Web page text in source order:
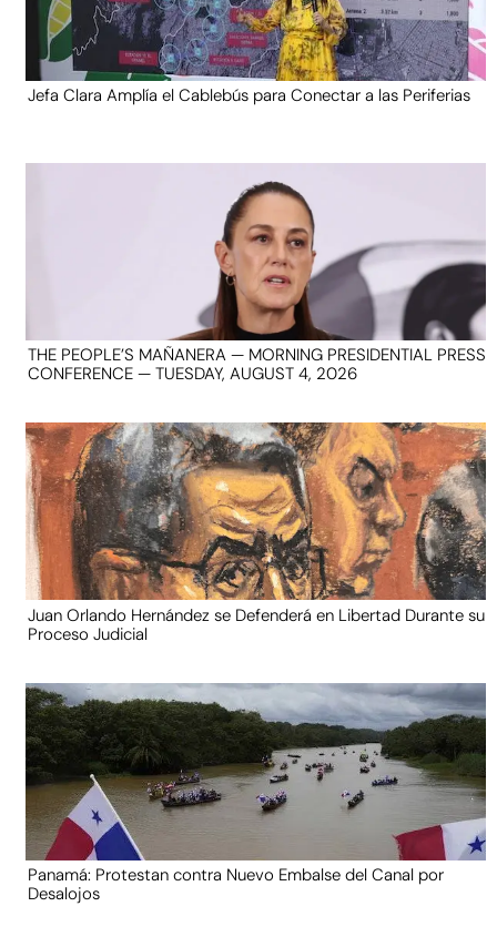
Jefa Clara Amplía el Cablebús para Conectar a las Periferias
THE PEOPLE’S MAÑANERA — MORNING PRESIDENTIAL PRESS
CONFERENCE — TUESDAY, AUGUST 4, 2026
Juan Orlando Hernández se Defenderá en Libertad Durante su
Proceso Judicial
Panamá: Protestan contra Nuevo Embalse del Canal por
Desalojos